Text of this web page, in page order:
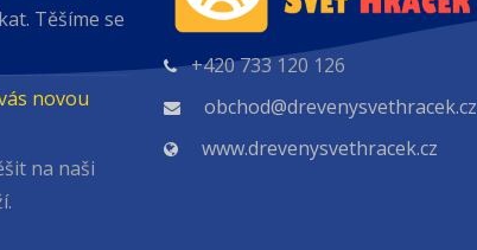
Těšíme se
novou
na naši
+420 733 120 126
obchod@drevenysvethracek.cz
www.drevenysvethracek.cz